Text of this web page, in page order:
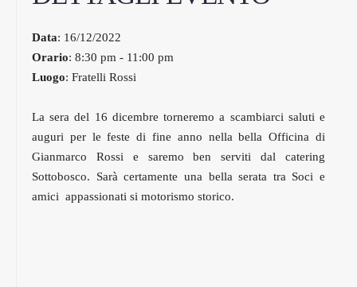
Data: 16/12/2022
Orario: 8:30 pm - 11:00 pm
Luogo: Fratelli Rossi
La sera del 16 dicembre torneremo a scambiarci saluti e
auguri per le feste di fine anno nella bella Officina di
Gianmarco Rossi e saremo ben serviti dal catering
Sottobosco. Sarà certamente una bella serata tra Soci e
amici appassionati si motorismo storico.